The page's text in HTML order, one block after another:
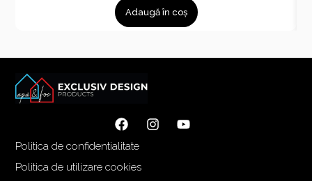
Adaugă în coș
Politica de confidentialitate
Politica de utilizare cookies